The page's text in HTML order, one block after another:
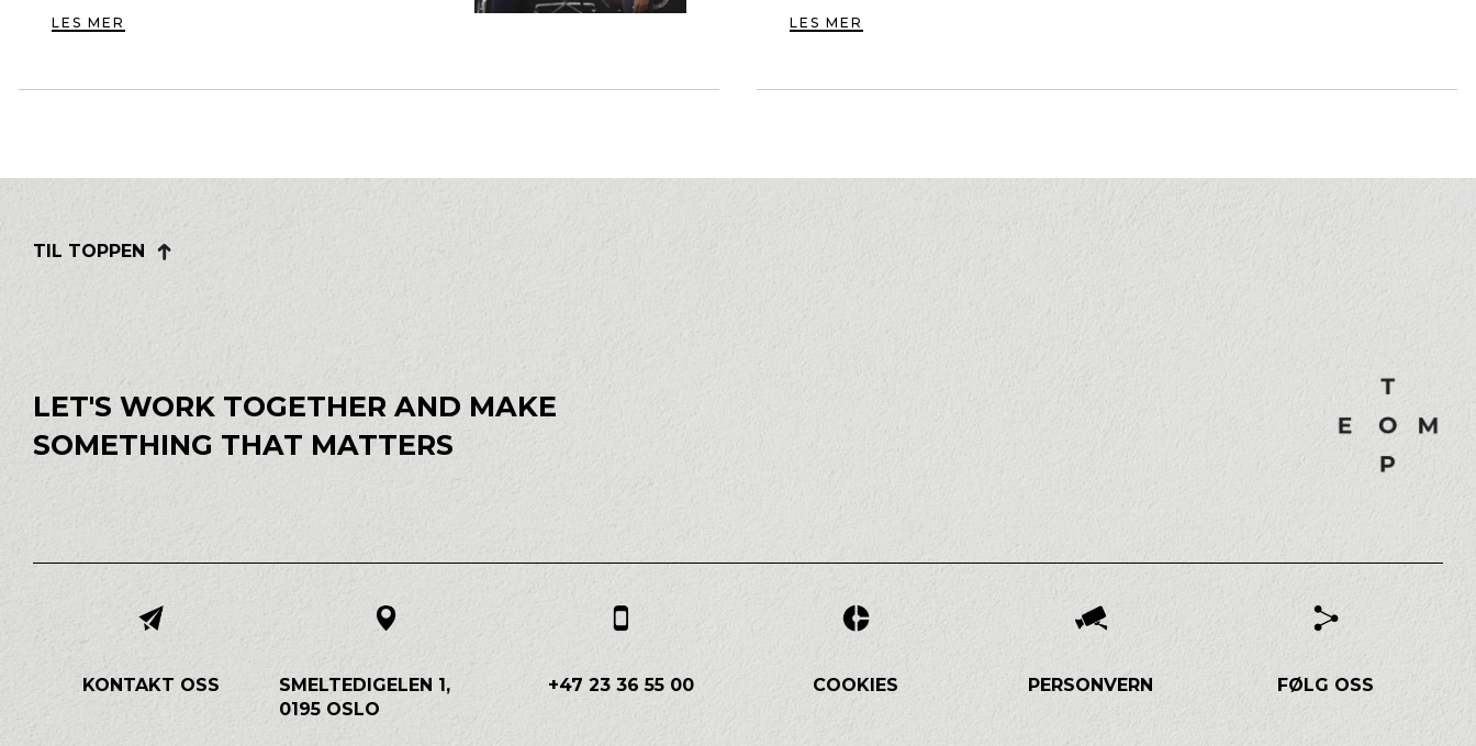
LES MER LES MER
TIL TOPPEN
LET'S WORK TOGETHER AND MAKE
SOMETHING THAT MATTERS
KONTAKT OSS
SMELTEDIGELEN 1,
0195 OSLO
+47 23 36 55 00 COOKIES PERSONVERN FØLG OSS